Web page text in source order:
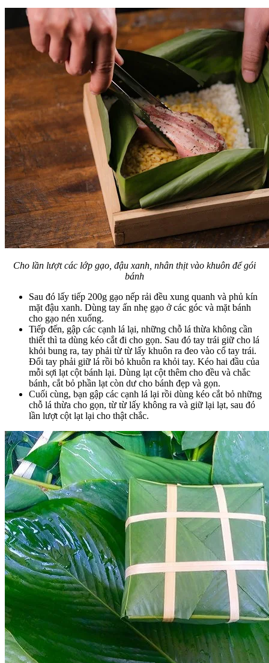
Cho lần lượt các lớp gạo, đậu xanh, nhân thịt vào khuôn để gói
bánh
Sau đó lấy tiếp 200g gạo nếp rải đều xung quanh và phủ kín
mặt đậu xanh. Dùng tay ấn nhẹ gạo ở các góc và mặt bánh
cho gạo nén xuống.
Tiếp đến, gập các cạnh lá lại, những chỗ lá thừa không cần
thiết thì ta dùng kéo cắt đi cho gọn. Sau đó tay trái giữ cho lá
khỏi bung ra, tay phải từ từ lấy khuôn ra đeo vào cổ tay trái.
Đổi tay phải giữ lá rồi bỏ khuôn ra khỏi tay. Kéo hai đầu của
mỗi sợi lạt cột bánh lại. Dùng lạt cột thêm cho đều và chắc
bánh, cắt bỏ phần lạt còn dư cho bánh đẹp và gọn.
Cuối cùng, bạn gập các cạnh lá lại rồi dùng kéo cắt bỏ những
chỗ lá thừa cho gọn, từ từ lấy không ra và giữ lại lạt, sau đó
lần lượt cột lạt lại cho thật chắc.